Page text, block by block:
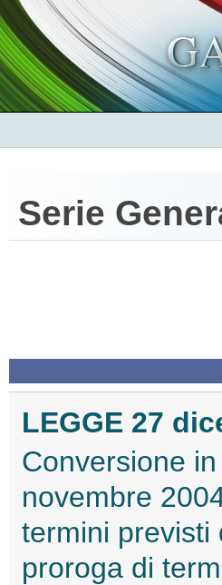
Serie
LEGGE 27
Conversione
novembre
termini previsti
proroga di